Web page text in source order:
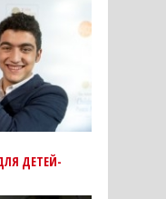
ДЕТЕЙ-